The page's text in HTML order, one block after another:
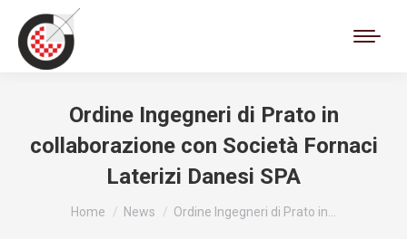
Ordine Ingegneri di Prato in
collaborazione con Società Fornaci
Laterizi Danesi SPA
Tu sei qui:
Home News Ordine Ingegneri di Prato in…